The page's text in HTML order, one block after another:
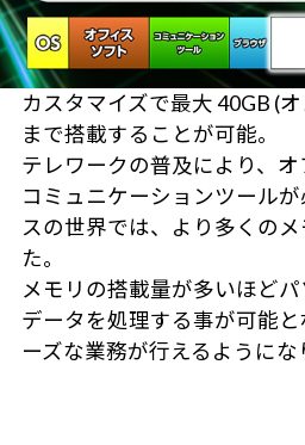
カスタマイズで最大 40GB (
まで搭載することが可能。
テレワークの普及により、
コミュニケーションツール
スの世界では、より多くの
た。
メモリの搭載量が多いほど
データを処理する事が可能
ーズな業務が行えるようにな